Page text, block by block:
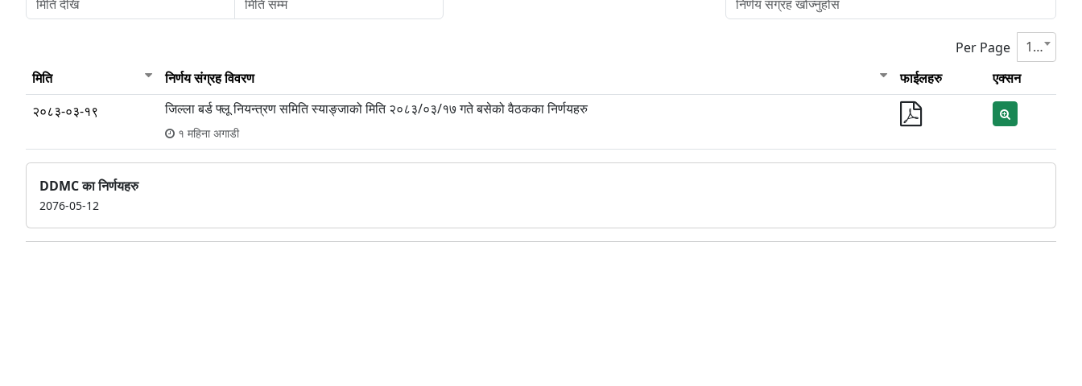
Per Page
10
मिति
निर्णय संग्रह विवरण फाईलहरु
एक्सन
२०८३-०३-१९
जिल्ला बर्ड फ्लू नियन्त्रण समिति स्याङ्जाको मिति २०८३/०३/१७ गते बसेको वैठकका निर्णयहरु
१ महिना अगाडी
DDMC का निर्णयहरु
2076-05-12